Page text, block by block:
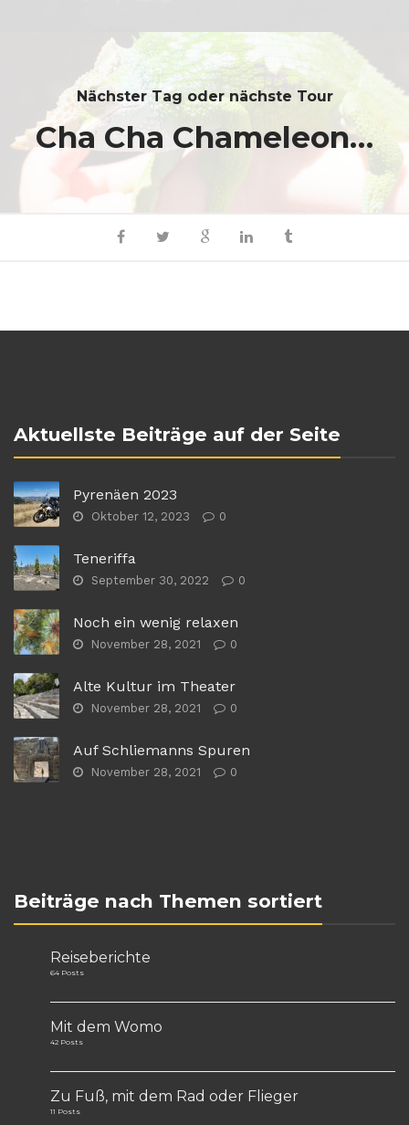
Nächster Tag oder nächste Tour
Cha Cha Chameleon…
Aktuellste Beiträge auf der Seite
Pyrenäen 2023
Oktober 12, 2023 0
Teneriffa
September 30, 2022 0
Noch ein wenig relaxen
November 28, 2021 0
Alte Kultur im Theater
November 28, 2021 0
Auf Schliemanns Spuren
November 28, 2021 0
Beiträge nach Themen sortiert
Reiseberichte
64 Posts
Mit dem Womo
42 Posts
Zu Fuß, mit dem Rad oder Flieger
11 Posts